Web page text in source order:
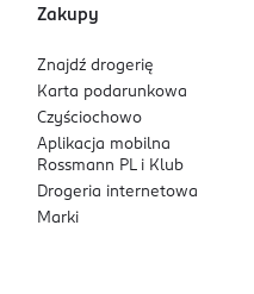
Zakupy
Znajdź drogerię
Karta podarunkowa
Czyściochowo
Aplikacja mobilna
Rossmann PL i Klub
Drogeria internetowa
Marki